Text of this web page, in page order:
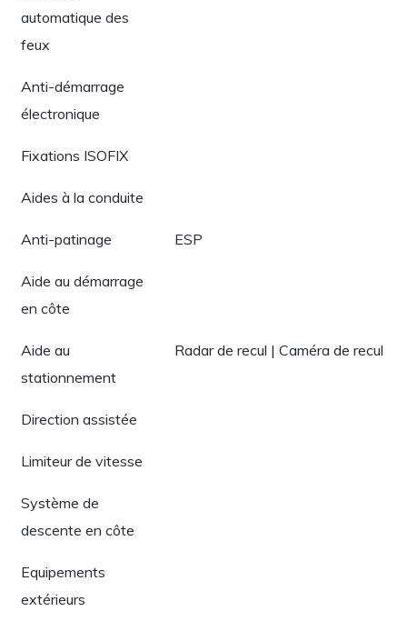
automatique des
feux
Anti-démarrage
électronique
Fixations ISOFIX
Aides à la conduite
Anti-patinage ESP
Aide au démarrage
en côte
Aide au
stationnement
Radar de recul | Caméra de recul
Direction assistée
Limiteur de vitesse
Système de
descente en côte
Equipements
extérieurs